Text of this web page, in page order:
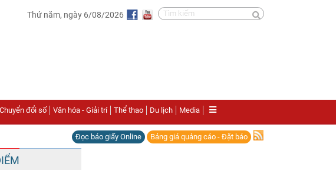
Thứ năm, ngày 6/08/2026
Chuyển đổi số Văn hóa - Giải trí Thể thao Du lịch Media
Đọc báo giấy Online Bảng giá quảng cáo - Đặt báo